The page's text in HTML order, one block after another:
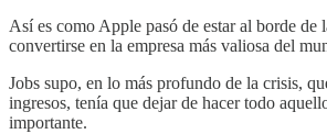
Así es como Apple pasó de estar al borde de
convertirse en la empresa más valiosa del
Jobs supo, en lo más profundo de la crisis,
ingresos, tenía que dejar de hacer todo
importante.